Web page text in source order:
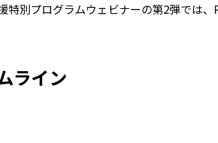
特別プログラムウェビナーの第2弾では
ライン